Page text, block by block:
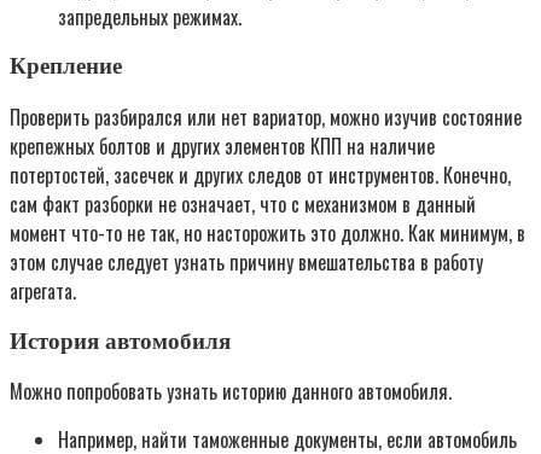
запредельных режимах.
Крепление
Проверить разбирался или нет вариатор, можно изучив состояние
крепежных болтов и других элементов КПП на наличие
потертостей, засечек и других следов от инструментов. Конечно,
сам факт разборки не означает, что с механизмом в данный
момент что-то не так, но насторожить это должно. Как минимум, в
этом случае следует узнать причину вмешательства в работу
агрегата.
История автомобиля
Можно попробовать узнать историю данного автомобиля.
Например, найти таможенные документы, если автомобиль